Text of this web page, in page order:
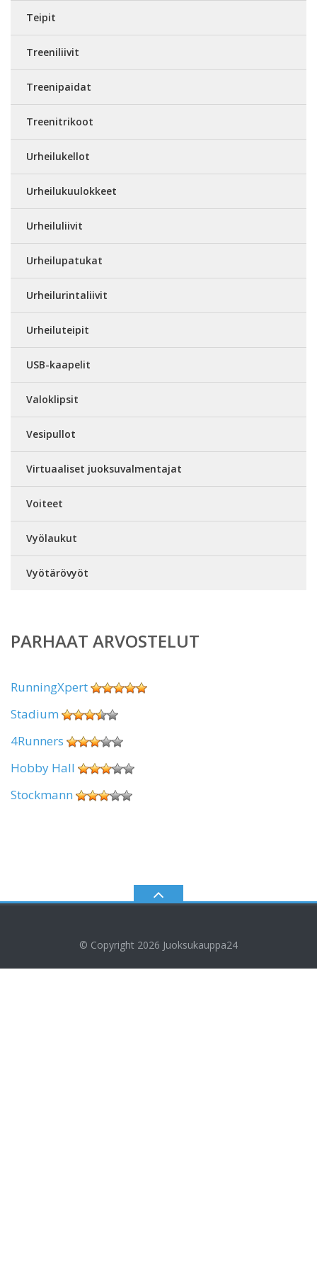
Teipit
Treeniliivit
Treenipaidat
Treenitrikoot
Urheilukellot
Urheilukuulokkeet
Urheiluliivit
Urheilupatukat
Urheilurintaliivit
Urheiluteipit
USB-kaapelit
Valoklipsit
Vesipullot
Virtuaaliset juoksuvalmentajat
Voiteet
Vyölaukut
Vyötärövyöt
PARHAAT ARVOSTELUT
RunningXpert
Stadium
4Runners
Hobby Hall
Stockmann
© Copyright 2026 Juoksukauppa24